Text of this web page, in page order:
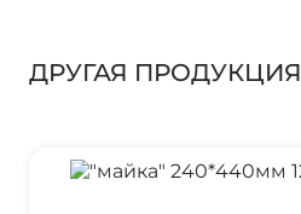
ДРУГАЯ ПРОДУКЦИЯ